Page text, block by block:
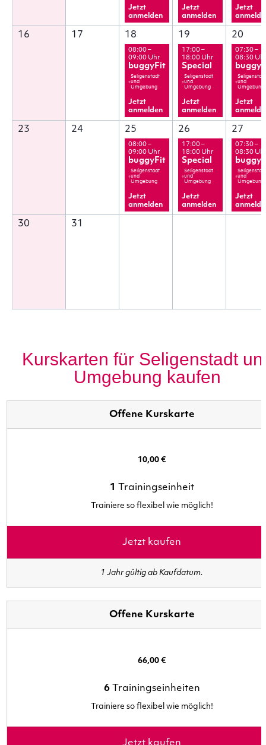
Jetzt
anmelden
Jetzt
anmelden
Jetzt
16 17 18
08:00 –
09:00 Uhr
buggyFit
Seligenstadt
und
Umgebung
Jetzt
anmelden
19
17:00 –
18:00 Uhr
Special
Seligenstadt
und
Umgebung
Jetzt
anmelden
20
07:30 –
08:30
und
Umgebung
Jetzt
23 24 25
08:00 –
09:00 Uhr
buggyFit
Seligenstadt
und
Umgebung
Jetzt
anmelden
26
17:00 –
18:00 Uhr
Special
Seligenstadt
und
Umgebung
Jetzt
anmelden
27
07:30 –
08:30
und
Umgebung
Jetzt
30 31
Kurskarten für Seligenstadt
Umgebung kaufen
Offene Kurskarte
10,00 €
1 Trainingseinheit
Trainiere so flexibel wie möglich!
Jetzt kaufen
1 Jahr gültig ab Kaufdatum.
Offene Kurskarte
66,00 €
6Trainingseinheiten
Trainiere so flexibel wie möglich!
Jetzt kaufen